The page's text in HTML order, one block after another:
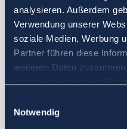
analysieren. Außerdem
Verwendung unserer
soziale Medien, Werbung
Partner führen diese
weiteren Daten
Notwendig